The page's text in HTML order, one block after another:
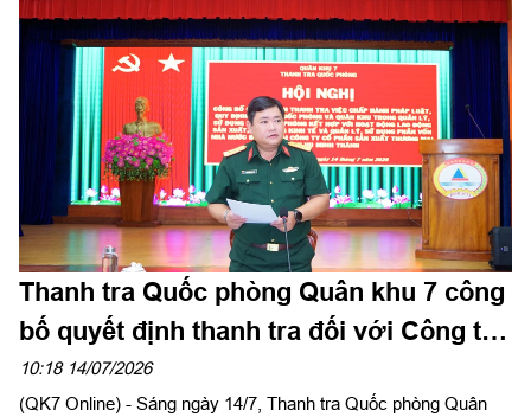
Thanh tra Quốc phòng Quân khu 7 công
bố quyết định thanh tra đối với Công ty
Minh Thành
10:18 14/07/2026
(QK7 Online) - Sáng ngày 14/7, Thanh tra Quốc phòng Quân